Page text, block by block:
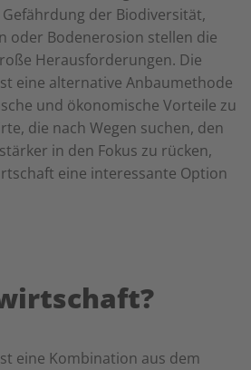
Gefährdung der Biodiversität,
oder Bodenerosion stellen die
Herausforderungen. Die
eine alternative Anbaumethode
und ökonomische Vorteile zu
die nach Wegen suchen, den
stärker in den Fokus zu rücken,
eine interessante Option
eine Kombination aus dem